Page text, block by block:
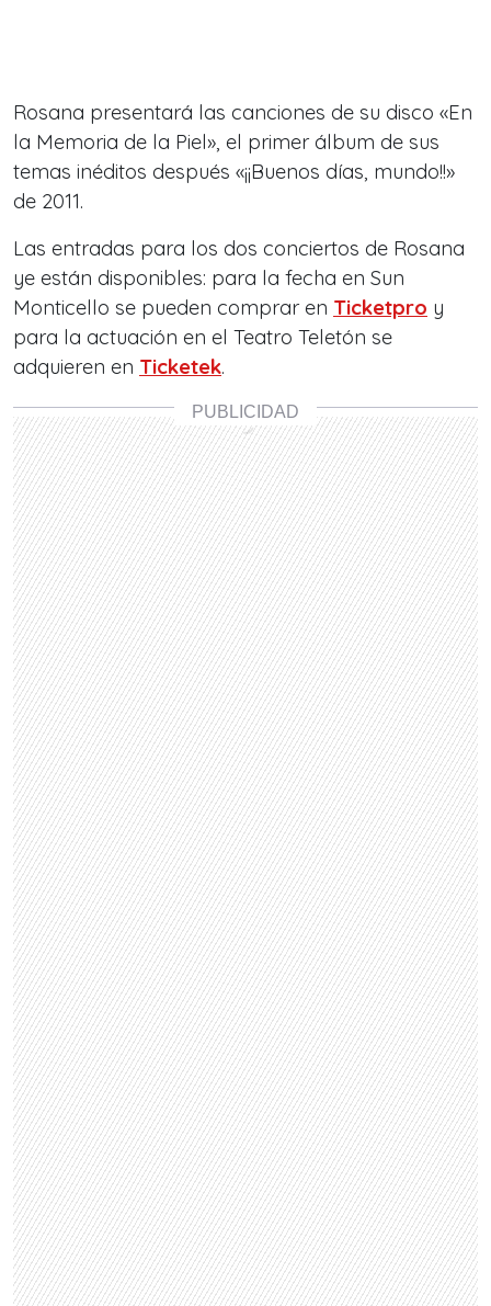
Rosana presentará las canciones de su disco «En
la Memoria de la Piel», el primer álbum de sus
temas inéditos después «¡¡Buenos días, mundo!!»
de 2011.
Las entradas para los dos conciertos de Rosana
ye están disponibles: para la fecha en Sun
Monticello se pueden comprar en Ticketpro y
para la actuación en el Teatro Teletón se
adquieren en Ticketek.